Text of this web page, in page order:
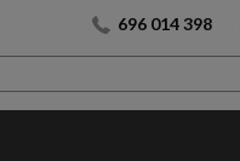
696 014 398